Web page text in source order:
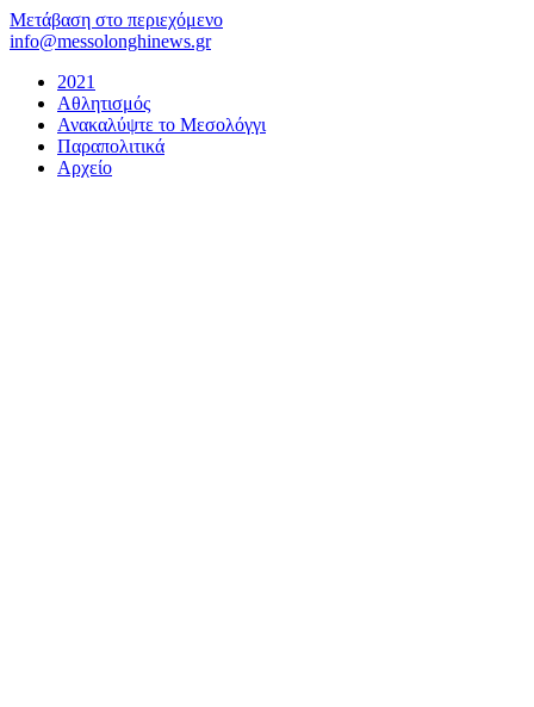
Μετάβαση στο περιεχόμενο
info@messolonghinews.gr
2021
Αθλητισμός
Ανακαλύψτε το Μεσολόγγι
Παραπολιτικά
Αρχείο